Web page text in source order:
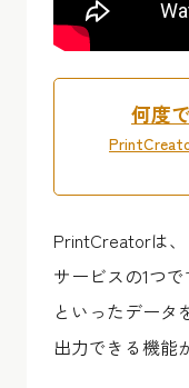
何度
PrintCreatorは
サービスの1つ
といったデータ
出力できる機能